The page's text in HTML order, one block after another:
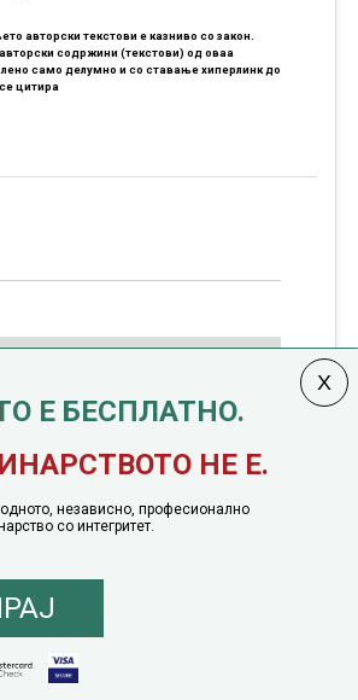
авторски текстови е казниво со закон.
содржини (текстови) од оваа
само делумно и со ставање хиперлинк до
цитира
Кажам. Сите права задржани |
рекламирање
Кодекс на однесување
Е БЕСПЛАТНО.
НЕ Е.
независно, професионално
со интегритет.